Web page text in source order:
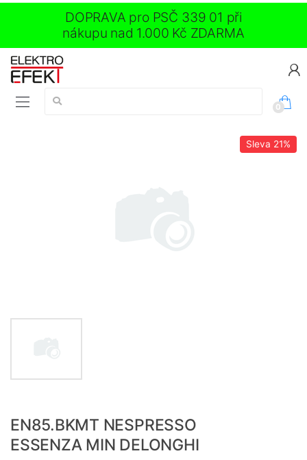
DOPRAVA pro PSČ 339 01 při
nákupu nad 1.000 Kč ZDARMA
Vyhledávání:
0
Sleva 21%
EN85.BKMT NESPRESSO
ESSENZA MIN DELONGHI